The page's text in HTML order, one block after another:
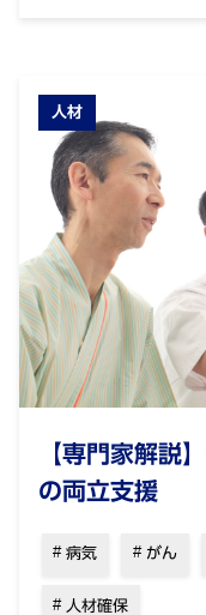
人材
【専門家解説
の両立支援
病気 がん
人材確保